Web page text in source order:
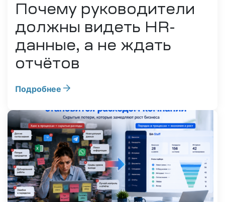
Почему руководители
должны видеть HR-
данные, а не ждать
отчётов
Подробнее